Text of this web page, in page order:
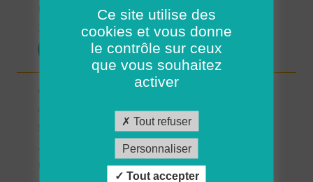
Possibilité de CDI ou CDD
29/08/2025
Auxiliaire de vie sociale - Locmaria-Plouzané
/Plougonvelin/Le Conquet/Trébabu - CDD pour
Septembre (H/F)
Possibilité de CDI ou CDD
Ce site utilise des
cookies et vous donne
le contrôle sur ceux
que vous souhaitez
activer
Tout refuser
Personnaliser
Tout accepter